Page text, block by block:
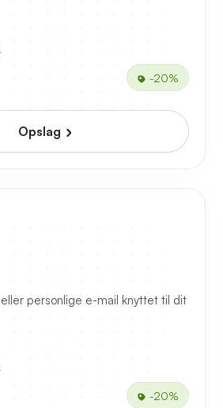
-20%
Opslag
personlige e-mail knyttet til dit
-20%